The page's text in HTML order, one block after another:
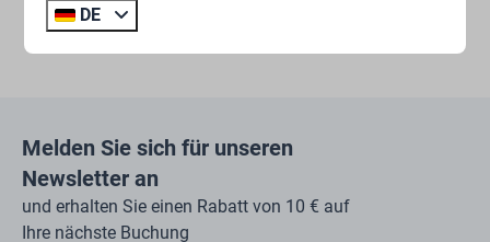
Melden Sie sich für unseren
Newsletter an
und erhalten Sie einen Rabatt von 10 € auf
Ihre nächste Buchung
DE